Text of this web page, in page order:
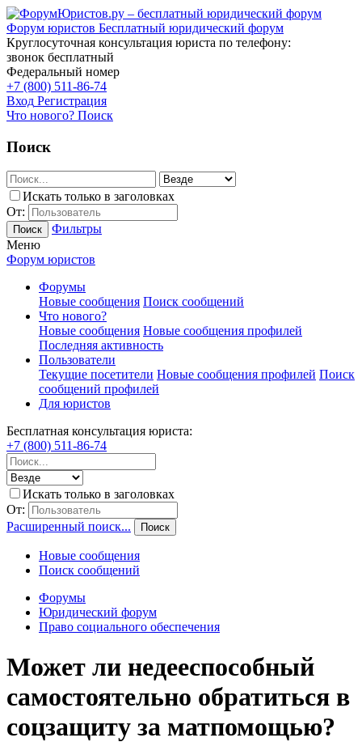
Форум юристов Бесплатный юридический форум
Круглосуточная консультация юриста по телефону:
звонок бесплатный
Федеральный номер
+7 (800) 511-86-74
Вход Регистрация
Что нового? Поиск
Поиск
Искать только в заголовках
От:
Поиск
Фильтры
Меню
Форум юристов
Форумы
Новые сообщения Поиск сообщений
Что нового?
Новые сообщения Новые сообщения профилей
Последняя активность
Пользователи
Текущие посетители Новые сообщения профилей Поиск
сообщений профилей
Для юристов
Бесплатная консультация юриста:
+7 (800) 511-86-74
Искать только в заголовках
От:
Расширенный поиск...
Поиск
Новые сообщения
Поиск сообщений
Форумы
Юридический форум
Право социального обеспечения
Может ли недееспособный
самостоятельно обратиться в
соцзащиту за матпомощью?